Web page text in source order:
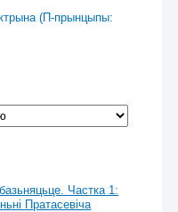
(П-прынцыпы:
Частка 1:
Пратасевіча